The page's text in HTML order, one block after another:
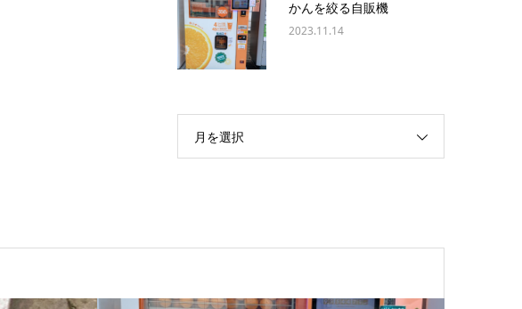
かんを絞る自販機
2023.11.14
月を選択